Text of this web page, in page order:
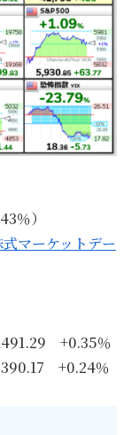
％）
マーケットデー
+0.35％
+0.24％